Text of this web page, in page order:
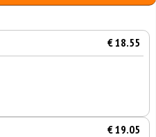
€ 18.55
€ 19.05